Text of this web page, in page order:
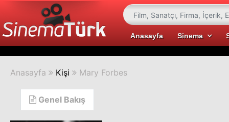
Anasayfa Sinema
Anasayfa Kişi Mary Forbes
Genel Bakış